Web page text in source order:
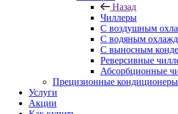
Назад
Чиллеры
С воздушным
С водяным
С выносным
Реверсивные
Абсорбционные
Прецизионные кондиционеры
Услуги
Акции